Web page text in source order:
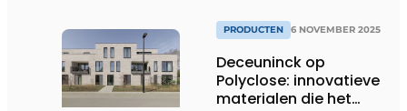
PRODUCTEN 6 NOVEMBER 2025
Deceuninck op
Polyclose: innovatieve
materialen die het